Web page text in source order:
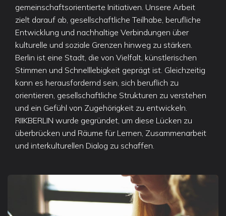
gemeinschaftsorientierte Initiativen. Unsere Arbeit
zielt darauf ab, gesellschaftliche Teilhabe, berufliche
Entwicklung und nachhaltige Verbindungen über
kulturelle und soziale Grenzen hinweg zu stärken.
Berlin ist eine Stadt, die von Vielfalt, künstlerischen
Stimmen und Schnelllebigkeit geprägt ist. Gleichzeitig
kann es herausfordernd sein, sich beruflich zu
orientieren, gesellschaftliche Strukturen zu verstehen
und ein Gefühl von Zugehörigkeit zu entwickeln.
RIIKBERLIN wurde gegründet, um diese Lücken zu
überbrücken und Räume für Lernen, Zusammenarbeit
und interkulturellen Dialog zu schaffen.